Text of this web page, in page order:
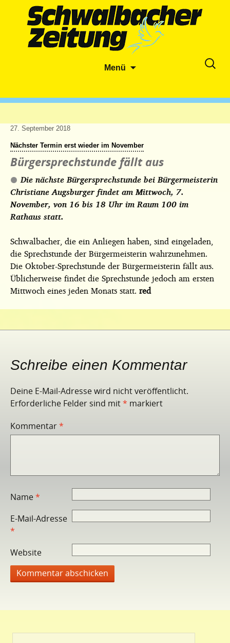
Menü
Suche
27. September 2018
Nächster Termin erst wieder im November
Bürgersprechstunde fällt aus
Die nächste Bürgersprechstunde bei Bürgermeisterin
Christiane Augsburger findet am Mittwoch, 7.
November, von 16 bis 18 Uhr im Raum 100 im
Rathaus statt.
Schwalbacher, die ein Anliegen haben, sind eingeladen,
die Sprechstunde der Bürgermeisterin wahrzunehmen.
Die Oktober-Sprechstunde der Bürgermeisterin fällt aus.
Üblicherweise findet die Sprechstunde jedoch am ersten
Mittwoch eines jeden Monats statt. red
Schreibe einen Kommentar
Deine E-Mail-Adresse wird nicht veröffentlicht.
Erforderliche Felder sind mit* markiert
Kommentar*
Name*
E-Mail-Adresse
*
Website